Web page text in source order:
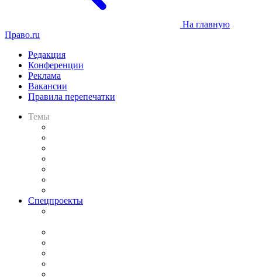
На главную
Право.ru
Редакция
Конференции
Реклама
Вакансии
Правила перепечатки
Темы
Спецпроекты